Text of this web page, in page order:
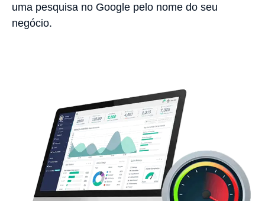
uma pesquisa no Google pelo nome do seu
negócio.